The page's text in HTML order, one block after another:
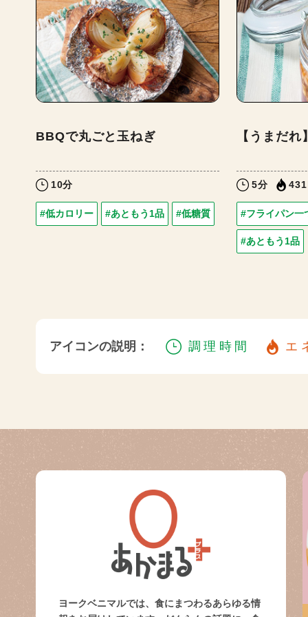
BBQで丸ごと玉ねぎ
10分
#低カロリー #あともう1品 #低糖質
【うまだ
5分
#フライパン一
#あともう1品
アイコンの説明： 調理時間 エ
ヨークベニマルでは、食にまつわるあらゆる情